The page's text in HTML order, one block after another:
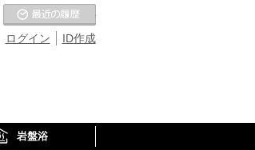
ID作成
ログイン
お気に入りの温泉
岩盤浴